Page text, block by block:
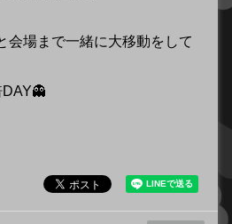
会場まで一緒に大移動をして